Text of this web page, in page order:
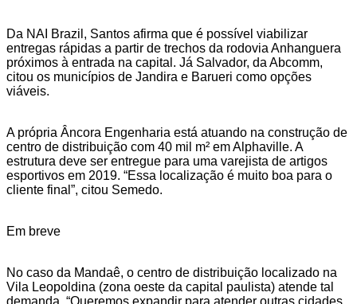
Da NAI Brazil, Santos afirma que é possível viabilizar
entregas rápidas a partir de trechos da rodovia Anhanguera
próximos à entrada na capital. Já Salvador, da Abcomm,
citou os municípios de Jandira e Barueri como opções
viáveis.
A própria Âncora Engenharia está atuando na construção de
centro de distribuição com 40 mil m² em Alphaville. A
estrutura deve ser entregue para uma varejista de artigos
esportivos em 2019. “Essa localização é muito boa para o
cliente final”, citou Semedo.
Em breve
No caso da Mandaê, o centro de distribuição localizado na
Vila Leopoldina (zona oeste da capital paulista) atende tal
demanda. “Queremos expandir para atender outras cidades